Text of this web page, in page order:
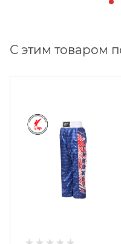
С этим товаром